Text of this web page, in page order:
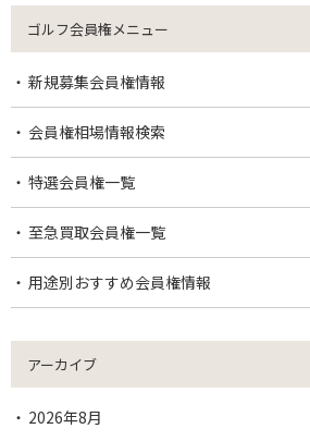
ゴルフ会員権メニュー
新規募集会員権情報
会員権相場情報検索
特選会員権一覧
至急買取会員権一覧
用途別おすすめ会員権情報
アーカイブ
2026年8月